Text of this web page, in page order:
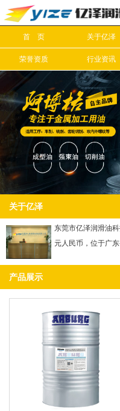
首 页 关于亿泽
荣誉资质 行业资讯
关于亿泽
东莞市亿泽润滑油
元人民币，位于广
产品展示
信息搜索